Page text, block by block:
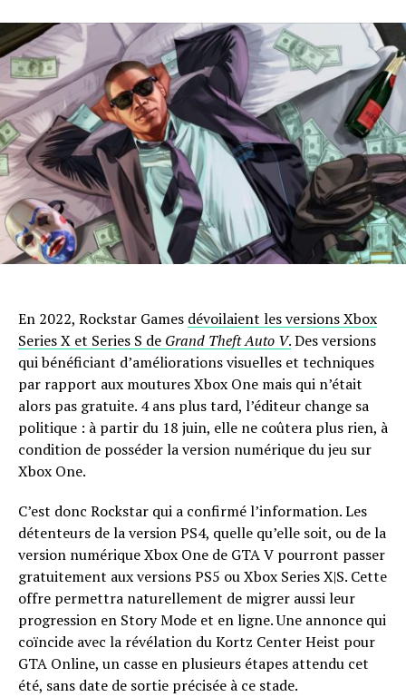
En 2022, Rockstar Games dévoilaient les versions Xbox
Series X et Series S de Grand Theft Auto V.Des versions
qui bénéficiant d’améliorations visuelles et techniques
par rapport aux moutures Xbox One mais qui n’était
alors pas gratuite. 4 ans plus tard, l’éditeur change sa
politique : à partir du 18 juin, elle ne coûtera plus rien, à
condition de posséder la version numérique du jeu sur
Xbox One.
C’est donc Rockstar qui a confirmé l’information. Les
détenteurs de la version PS4, quelle qu’elle soit, ou de la
version numérique Xbox One de GTA V pourront passer
gratuitement aux versions PS5 ou Xbox Series X|S. Cette
offre permettra naturellement de migrer aussi leur
progression en Story Mode et en ligne. Une annonce qui
coïncide avec la révélation du Kortz Center Heist pour
GTA Online, un casse en plusieurs étapes attendu cet
été, sans date de sortie précisée à ce stade.